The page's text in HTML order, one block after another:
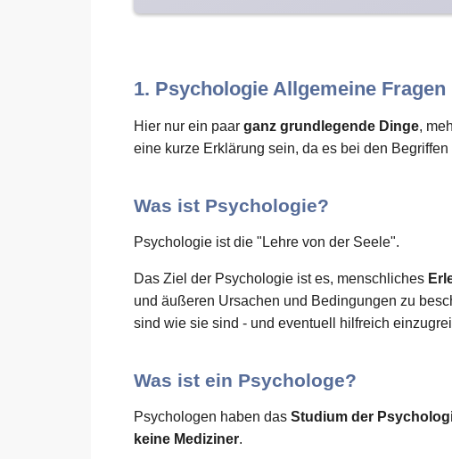
1. Psychologie Allgemeine Fragen
Hier nur ein paar ganz grundlegende Dinge,
eine kurze Erklärung sein, da es bei den
Was ist Psychologie?
Psychologie ist die "Lehre von der Seele".
Das Ziel der Psychologie ist es, menschliches
und äußeren Ursachen und Bedingungen zu
sind wie sie sind - und eventuell hilfreich
Was ist ein Psychologe?
Psychologen haben das Studium der
keine Mediziner.